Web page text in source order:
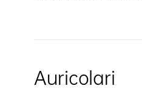
Auricolari